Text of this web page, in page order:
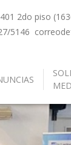
2do piso
5146 correo